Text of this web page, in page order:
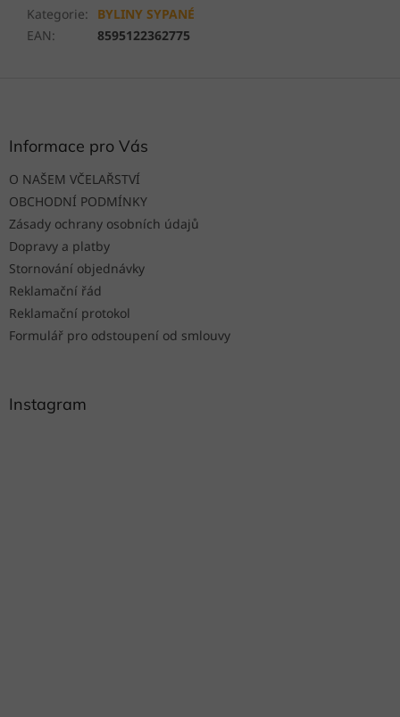
Kategorie:
BYLINY SYPANÉ
EAN: 8595122362775
Informace pro Vás
O NAŠEM VČELAŘSTVÍ
OBCHODNÍ PODMÍNKY
Zásady ochrany osobních údajů
Dopravy a platby
Stornování objednávky
Reklamační řád
Reklamační protokol
Formulář pro odstoupení od smlouvy
Instagram